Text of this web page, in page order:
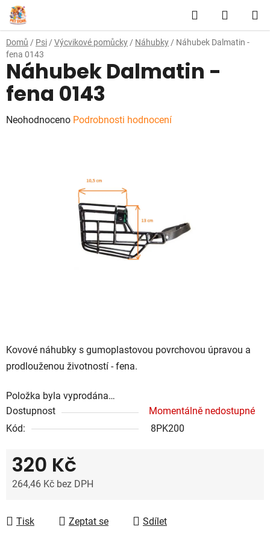
Přejít
na
obsah
Hledat
KOŠÍK
Domů / Psi / Výcvikové pomůcky / Náhubky / Náhubek Dalmatin -
fena 0143
Kovové náhubky s gumoplastovou povrchovou úpravou a
prodlouženou životností - fena.
Položka byla vyprodána…
Dostupnost
Momentálně nedostupné
Kód:
8PK200
320 Kč
264,46 Kč bez DPH
Tisk
Zeptat se Sdílet
Náhubek Dalmatin -
fena 0143
Průměrné
Neohodnoceno Podrobnosti hodnocení